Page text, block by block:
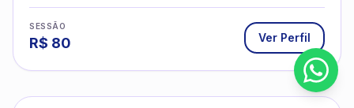
SESSÃO
R$ 80 Ver Perfil